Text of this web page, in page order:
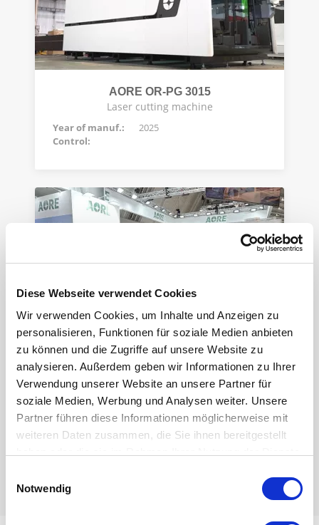
Diese Webseite verwendet Cookies
Wir verwenden Cookies, um Inhalte und Anzeigen zu
personalisieren, Funktionen für soziale Medien anbieten
zu können und die Zugriffe auf unsere Website zu
analysieren. Außerdem geben wir Informationen zu Ihrer
Verwendung unserer Website an unsere Partner für
soziale Medien, Werbung und Analysen weiter. Unsere
Partner führen diese Informationen möglicherweise mit
weiteren Daten zusammen, die Sie ihnen bereitgestellt
Notwendig
AORE OR-PG 3015
Laser cutting machine
Year of manuf.:
2025
Control:
AORE S1530
Laser cutting machine
Year of manuf.:
2026
Control: